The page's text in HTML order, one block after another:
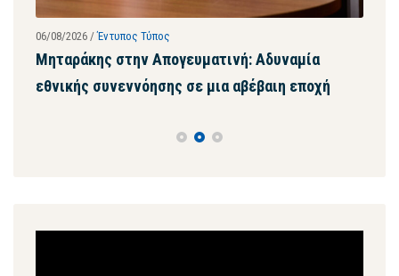
06/08/2026 /Έντυπος Τύπος
Μηταράκης στην Απογευματινή: Αδυναμία
εθνικής συνεννόησης σε μια αβέβαιη εποχή